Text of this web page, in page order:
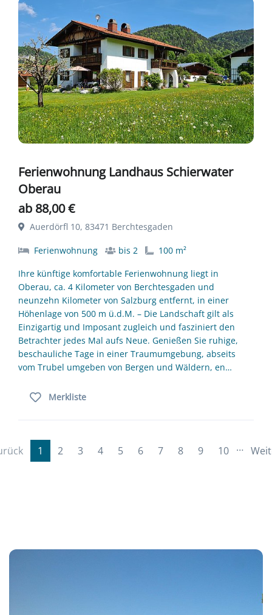
Ferienwohnung Landhaus Schierwater
Oberau
ab 88,00 €
Auerdörfl 10, 83471 Berchtesgaden
Ferienwohnung bis 2
100 m²
Ihre künftige komfortable Ferienwohnung liegt in
Oberau, ca. 4 Kilometer von Berchtesgaden und
neunzehn Kilometer von Salzburg entfernt, in einer
Höhenlage von 500 m ü.d.M. – Die Landschaft gilt als
Einzigartig und Imposant zugleich und fasziniert den
Betrachter jedes Mal aufs Neue. Genießen Sie ruhige,
beschauliche Tage in einer Traumumgebung, abseits
vom Trubel umgeben von Bergen und Wäldern, en…
Merkliste
1 2 3 4 5 6 7 8 9 10 …